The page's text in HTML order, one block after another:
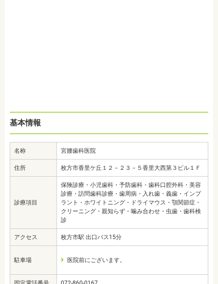
基本情報
名称 宮腰歯科医院
住所 枚方市香里ケ丘１２－２３－５香里大西第３ビル１Ｆ
診療項目
保険診療・小児歯科・予防歯科・歯科口腔外科・美容
診療・訪問歯科診療・歯周病・入れ歯・義歯・インプ
ラント・ホワイトニング・ドライマウス・顎関節症・
クリーニング・親知らず・噛み合わせ・虫歯・歯科検
診
アクセス 枚方市駅 出口バス15分
駐車場 医院前にございます。